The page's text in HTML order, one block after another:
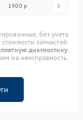
1900 р
без учета
стоимости запчастей.
диагностику.
на неисправность.